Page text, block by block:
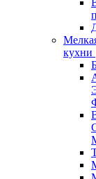
кухни